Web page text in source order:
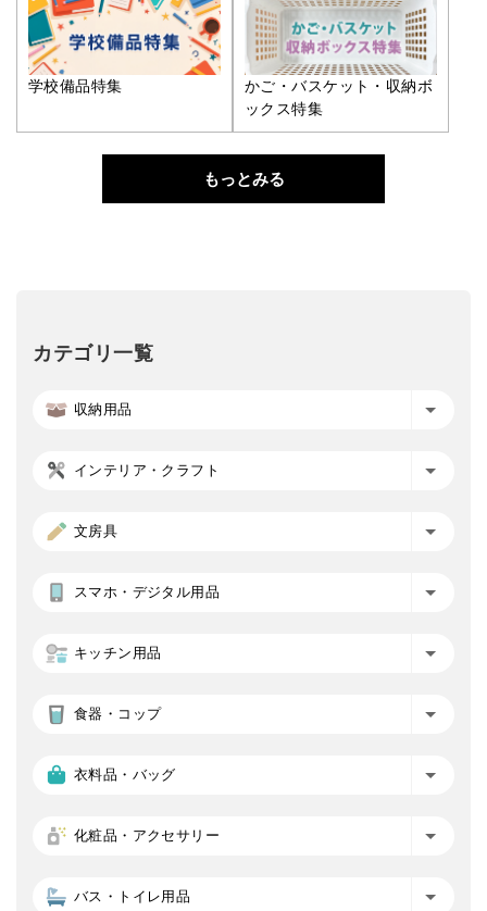
学校備品特集
かご・バスケット・収納ボ
ックス特集
もっとみる
カテゴリ一覧
収納用品
インテリア・クラフト
文房具
スマホ・デジタル用品
キッチン用品
食器・コップ
衣料品・バッグ
化粧品・アクセサリー
バス・トイレ用品